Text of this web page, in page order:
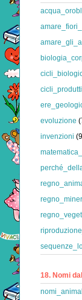
evoluzione
invenzioni
18. Nomi